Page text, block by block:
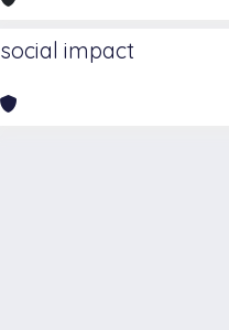
social impact